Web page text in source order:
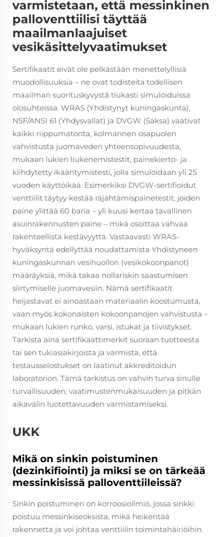
varmistetaan, että messinkinen
palloventtiilisi täyttää
maailmanlaajuiset
vesikäsittelyvaatimukset
Sertifikaatit eivät ole pelkästään menettelyllisiä
muodollisuuksia – ne ovat todisteita todellisen
maailman suorituskyvystä tiukasti simuloiduissa
olosuhteissa. WRAS (Yhdistynyt kuningaskunta),
NSF/ANSI 61 (Yhdysvallat) ja DVGW (Saksa) vaativat
kaikki riippumatonta, kolmannen osapuolen
vahvistusta juomaveden yhteensopivuudesta,
mukaan lukien liukenemistestit, painekierto- ja
kiihdytetty ikääntymistesti, jolla simuloidaan yli 25
vuoden käyttöikää. Esimerkiksi DVGW-sertifioidut
venttiilit täytyy kestää räjähtämispainetestit, joiden
paine ylittää 60 baria – yli kuusi kertaa tavallinen
asuinrakennusten paine – mikä osoittaa vahvaa
rakenteellista kestävyyttä. Vastaavasti WRAS-
hyväksyntä edellyttää noudattamista Yhdistyneen
kuningaskunnan vesihuollon (vesikokoonpanot)
määräyksiä, mikä takaa nollariskin saastumisen
siirtymiselle juomavesiin. Nämä sertifikaatit
heijastavat ei ainoastaan materiaalin koostumusta,
vaan myös kokonaisten kokoonpanojen vahvistusta –
mukaan lukien runko, varsi, istukat ja tiivistykset.
Tarkista aina sertifikaattimerkit suoraan tuotteesta
tai sen tukiasiakirjoista ja varmista, että
testausselostukset on laatinut akkreditoidun
laboratorion. Tämä tarkistus on vahvin turva sinulle
turvallisuuden, vaatimustenmukaisuuden ja pitkän
aikavälin luotettavuuden varmistamiseksi.
UKK
Mikä on sinkin poistuminen
(dezinkifiointi) ja miksi se on tärkeää
messinkisissä palloventtiileissä?
Sinkin poistuminen on korroosioilmiö, jossa sinkki
poistuu messinkiseoksista, mikä heikentää
rakennetta ja voi johtaa venttiilin toimintahäiriöihin.